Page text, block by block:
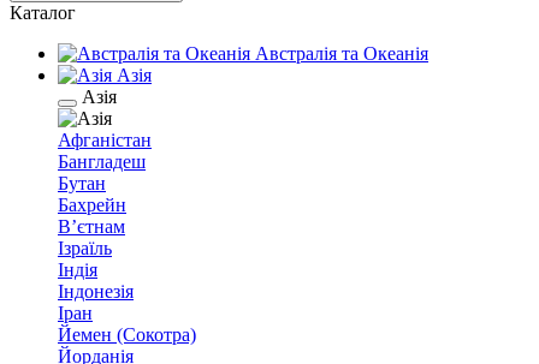
Каталог
Австралія та Океанія
Азія
Азія
Афганістан
Бангладеш
Бутан
Бахрейн
В’єтнам
Ізраїль
Індія
Індонезія
Іран
Йемен (Сокотра)
Йорданія